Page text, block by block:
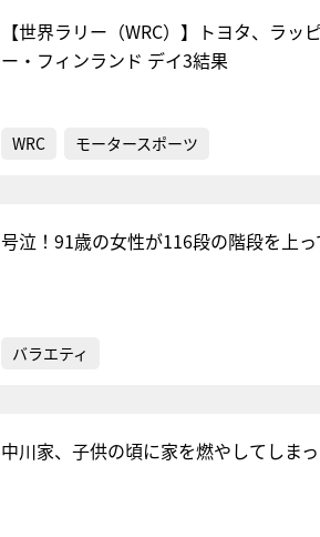
【世界ラリー（WRC）】トヨタ、ラ
ー・フィンランド デイ3結果
WRC モータースポーツ
号泣！91歳の女性が116段の階段を上
バラエティ
中川家、子供の頃に家を燃やしてしま